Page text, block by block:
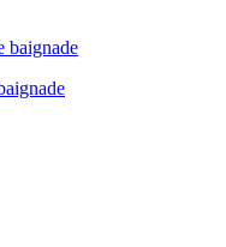
baignade